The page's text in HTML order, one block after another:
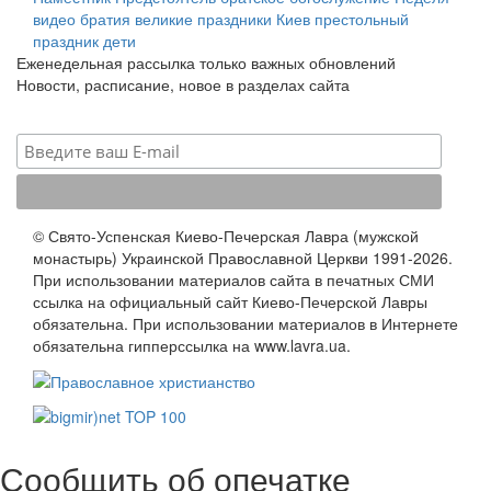
видео братия великие праздники Киев престольный
праздник дети
Еженедельная рассылка только важных обновлений
Новости, расписание, новое в разделах сайта
© Свято-Успенская Киево-Печерская Лавра (мужской
монастырь) Украинской Православной Церкви 1991-2026.
При использовании материалов сайта в печатных СМИ
ссылка на официальный сайт Киево-Печерской Лавры
обязательна. При использовании материалов в Интернете
обязательна гипперссылка на www.lavra.ua.
Сообщить об опечатке